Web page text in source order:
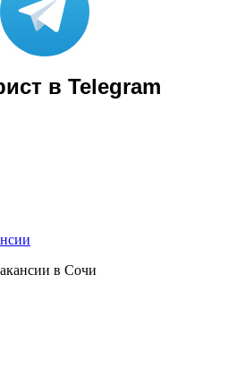
в Telegram
в Сочи